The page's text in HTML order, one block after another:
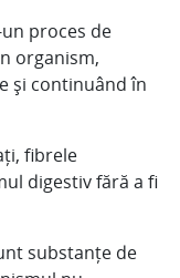
proces de
organism,
și continuând în
fibrele
digestiv fără a fi
substanțe de